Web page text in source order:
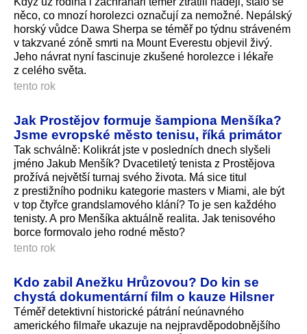
něco, co mnozí horolezci označují za nemožné. Nepálský
horský vůdce Dawa Sherpa se téměř po týdnu stráveném
v takzvané zóně smrti na Mount Everestu objevil živý.
Jeho návrat nyní fascinuje zkušené horolezce i lékaře
z celého světa.
tento rok
Jak Prostějov formuje šampiona Menšíka?
Jsme evropské město tenisu, říká primátor
Tak schválně: Kolikrát jste v posledních dnech slyšeli
jméno Jakub Menšík? Dvacetiletý tenista z Prostějova
prožívá největší turnaj svého života. Má sice titul
z prestižního podniku kategorie masters v Miami, ale být
v top čtyřce grandslamového klání? To je sen každého
tenisty. A pro Menšíka aktuálně realita. Jak tenisového
borce formovalo jeho rodné město?
tento rok
Kdo zabil Anežku Hrůzovou? Do kin se
chystá dokumentární film o kauze Hilsner
Téměř detektivní historické pátrání neúnavného
amerického filmaře ukazuje na nejpravděpodob­nějšího